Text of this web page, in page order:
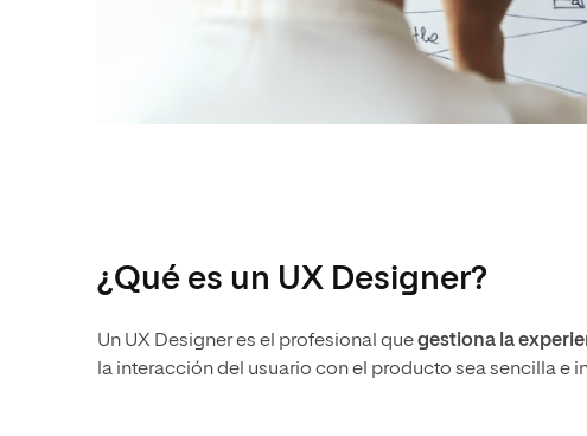
¿Qué es un UX Designer?
Un UX Designer es el profesional quegestiona la
la interacción del usuario con el producto sea sencilla e